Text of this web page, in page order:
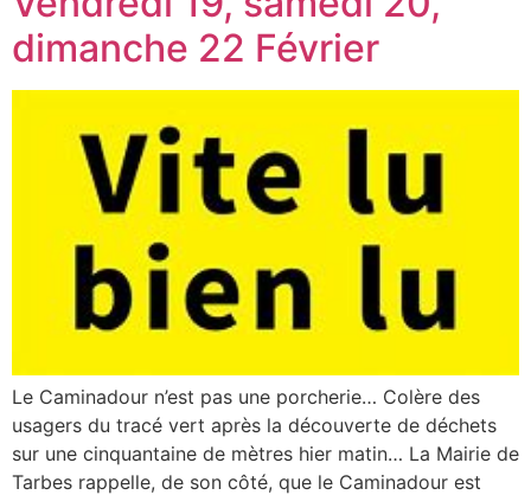
dimanche 22 Février
Le Caminadour n’est pas une porcherie… Colère des
usagers du tracé vert après la découverte de déchets
sur une cinquantaine de mètres hier matin… La Mairie de
Tarbes rappelle, de son côté, que le Caminadour est